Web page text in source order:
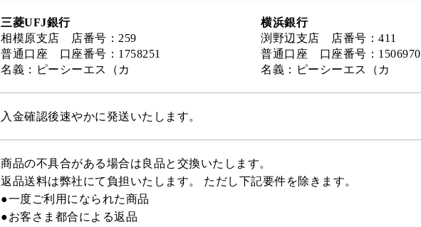
三菱UFJ銀行
相模原支店 店番号：259
普通口座 口座番号：1758251
名義：ピーシーエス（カ
横浜銀行
渕野辺支店 店番号：411
普通口座 口座番号：1506970
名義：ピーシーエス（カ
入金確認後速やかに発送いたします。
商品の不具合がある場合は良品と交換いたします。
返品送料は弊社にて負担いたします。 ただし下記要件を除きます。
●一度ご利用になられた商品
●お客さま都合による返品